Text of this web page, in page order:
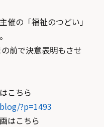
の「福祉のつどい」
前で決意表明もさせ
こちら
?p=1493
はこちら